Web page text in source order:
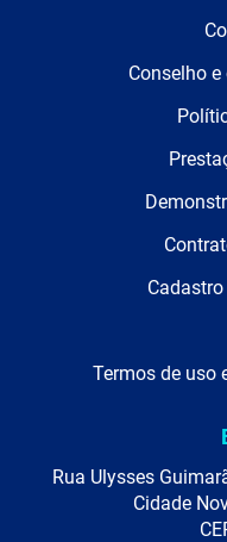
Conselho
Termos de uso
Rua Ulysses
Cidade